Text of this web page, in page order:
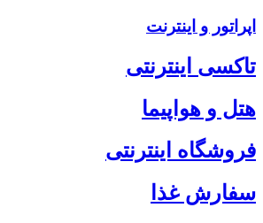
اپراتور و اینترنت
تاکسی اینترنتی
هتل و هواپیما
فروشگاه اینترنتی
سفارش غذا